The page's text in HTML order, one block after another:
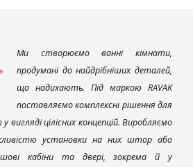
Ми створюємо ванні кімнати,
продумані до найдрібніших деталей,
що надихають. Під маркою RAVAK
поставляємо комплексні рішення для
вигляді цілісних концепцій. Виробляємо
установки на них штор або
кабіни та двері, зокрема й у